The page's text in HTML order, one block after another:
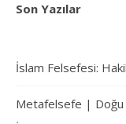
Son Yazılar
İslam Felsefesi:
Metafelsefe | Doğu